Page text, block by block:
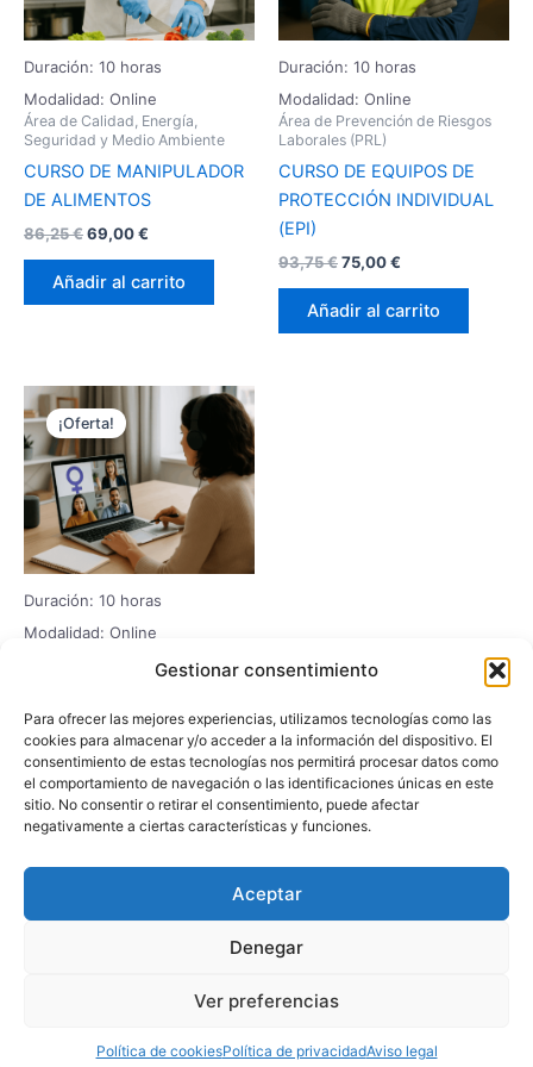
Gestionar consentimiento
Para ofrecer las mejores experiencias, utilizamos tecnologías como las
cookies para almacenar y/o acceder a la información del dispositivo. El
consentimiento de estas tecnologías nos permitirá procesar datos como
el comportamiento de navegación o las identificaciones únicas en este
sitio. No consentir o retirar el consentimiento, puede afectar
negativamente a ciertas características y funciones.
Aceptar
Denegar
Ver preferencias
Política de cookiesPolítica de privacidadAviso legal
Duración: 10 horas
Modalidad: Online
Área de Calidad, Energía,
Seguridad y Medio Ambiente
CURSO DE MANIPULADOR
DE ALIMENTOS
86,25€69,00€
Añadir al carrito
Duración: 10 horas
Modalidad: Online
Área de Prevención de Riesgos
Laborales (PRL)
CURSO DE EQUIPOS DE
PROTECCIÓN INDIVIDUAL
(EPI)
93,75€75,00€
Añadir al carrito
Duración: 10 horas
Modalidad: Online
¡Oferta!
Diversidad e Inclusión
PARA LA IGUALDAD
93,75€
precio
original
era:
93,75 €.
75,00€
precio
actual
es:
75,00 €.
Añadir al carrito
Todos los derechos © 2026 | Funciona gracias a